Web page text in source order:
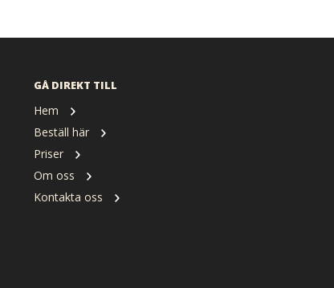
GÅ DIREKT TILL
Hem
Beställ här
Priser
Om oss
Kontakta oss